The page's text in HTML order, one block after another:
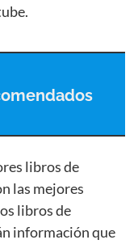
libros de
las mejores
libros de
información que